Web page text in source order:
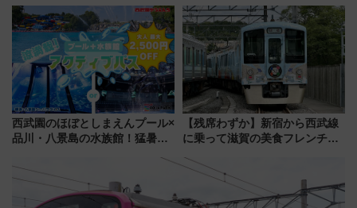
会」は8月11日開催！
ー当時の停車駅」を再現 運転
時刻や特急券の買い方を紹介
西武園のほぼとしまえんプール×
品川・八景島の水族館！猛暑を
夏休みをお得に楽しむ！
【残席わずか】新宿から西武線
に乗って滋賀の美食フレンチを
「52席の至福」で味わう近江牛
や伝統文化の特別コラボ